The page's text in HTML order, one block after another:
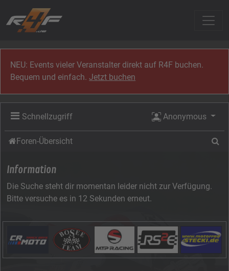
NEU: Events vieler Veranstalter direkt auf R4F buchen.
Bequem und einfach.Jetzt buchen
Schnellzugriff Anonymous
Foren-Übersicht
Information
Die Suche steht dir momentan leider nicht zur Verfügung.
Bitte versuche es in 12 Sekunden erneut.